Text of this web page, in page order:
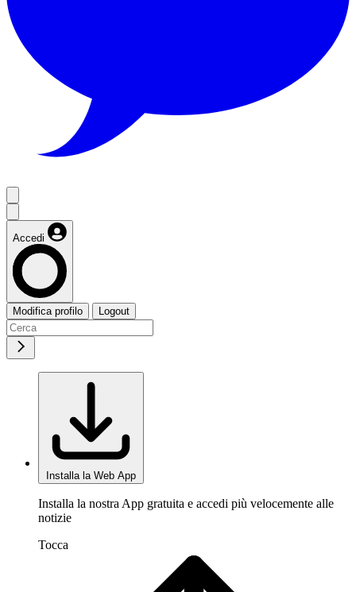
Accedi
Modifica profilo Logout
Installa la Web App
Installa la nostra App gratuita e accedi più velocemente alle
notizie
Tocca